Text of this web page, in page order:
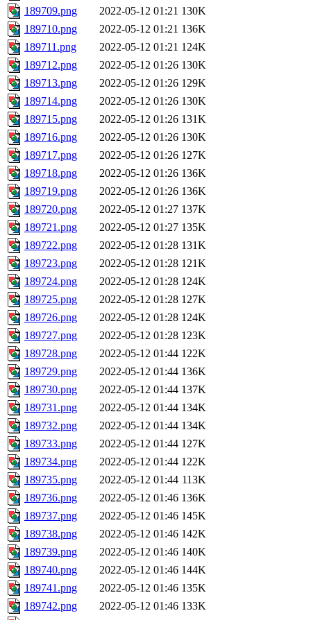
189709.png
2022-05-12 01:21 130K
189710.png
2022-05-12 01:21 136K
189711.png
2022-05-12 01:21 124K
189712.png
2022-05-12 01:26 130K
189713.png
2022-05-12 01:26 129K
189714.png
2022-05-12 01:26 130K
189715.png
2022-05-12 01:26 131K
189716.png
2022-05-12 01:26 130K
189717.png
2022-05-12 01:26 127K
189718.png
2022-05-12 01:26 136K
189719.png
2022-05-12 01:26 136K
189720.png
2022-05-12 01:27 137K
189721.png
2022-05-12 01:27 135K
189722.png
2022-05-12 01:28 131K
189723.png
2022-05-12 01:28 121K
189724.png
2022-05-12 01:28 124K
189725.png
2022-05-12 01:28 127K
189726.png
2022-05-12 01:28 124K
189727.png
2022-05-12 01:28 123K
189728.png
2022-05-12 01:44 122K
189729.png
2022-05-12 01:44 136K
189730.png
2022-05-12 01:44 137K
189731.png
2022-05-12 01:44 134K
189732.png
2022-05-12 01:44 134K
189733.png
2022-05-12 01:44 127K
189734.png
2022-05-12 01:44 122K
189735.png
2022-05-12 01:44 113K
189736.png
2022-05-12 01:46 136K
189737.png
2022-05-12 01:46 145K
189738.png
2022-05-12 01:46 142K
189739.png
2022-05-12 01:46 140K
189740.png
2022-05-12 01:46 144K
189741.png
2022-05-12 01:46 135K
189742.png
2022-05-12 01:46 133K